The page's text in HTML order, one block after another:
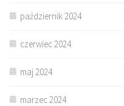
październik 2024
czerwiec 2024
maj 2024
marzec 2024